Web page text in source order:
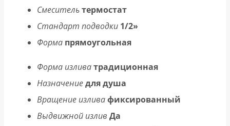
Смесительтермостат
Стандарт подводки 1/2»
Форма прямоугольная
Форма изливатрадиционная
Назначениедля душа
Вращение изливафиксированный
Выдвижной излив Да